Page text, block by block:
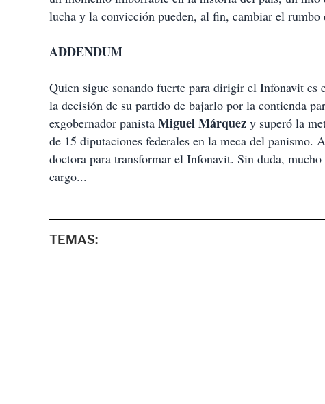
lucha y la convicción pueden, al fin, cambiar el rumbo
ADDENDUM
Quien sigue sonando fuerte para dirigir el Infonavit es
la decisión de su partido de bajarlo por la contienda
exgobernador panista Miguel Márquez y superó la
de 15 diputaciones federales en la meca del panismo.
doctora para transformar el Infonavit. Sin duda,
cargo...
TEMAS: